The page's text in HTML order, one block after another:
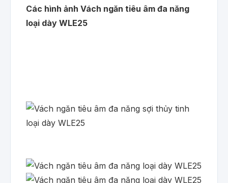
Các hình ảnh Vách ngăn tiêu âm đa năng
loại dày WLE25